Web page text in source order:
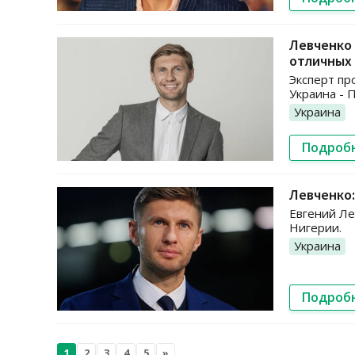
Левченко
Эксперт
Украина -
Украина
Евгений
Нигерии.
Украина